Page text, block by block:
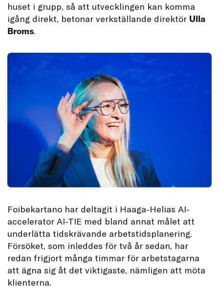
huset i grupp, så att utvecklingen kan komma
igång direkt, betonar verkställande direktör Ulla
Broms.
Foibekartano har deltagit i Haaga-Helias AI-
accelerator AI-TIE med bland annat målet att
underlätta tidskrävande arbetstidsplanering.
Försöket, som inleddes för två år sedan, har
redan frigjort många timmar för arbetstagarna
att ägna sig åt det viktigaste, nämligen att möta
klienterna.